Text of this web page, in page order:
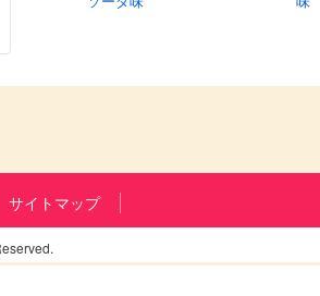
サッカー日本代表カード
赤いシャイン